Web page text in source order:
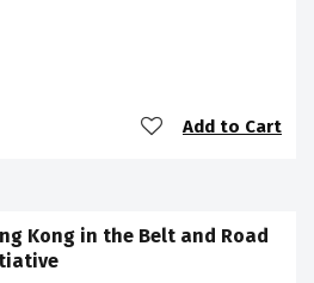
Add to Cart
Kong in the Belt and Road